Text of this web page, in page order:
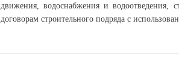
движения, водоснабжения и водоотведения,
договорам строительного подряда с